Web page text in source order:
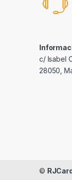
c/ Isabel
28050,
©